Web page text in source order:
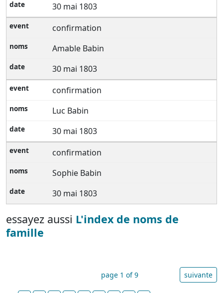
30 mai 1803
confirmation
Amable Babin
30 mai 1803
confirmation
Luc Babin
30 mai 1803
confirmation
Sophie Babin
30 mai 1803
essayez aussi L'index de noms de
famille
page 1 of 9 suivante